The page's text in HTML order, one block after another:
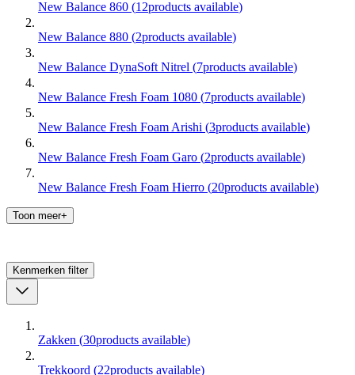
New Balance 860 (12products available)
New Balance 880 (2products available)
New Balance DynaSoft Nitrel (7products available)
New Balance Fresh Foam 1080 (7products available)
New Balance Fresh Foam Arishi (3products available)
New Balance Fresh Foam Garo (2products available)
New Balance Fresh Foam Hierro (20products available)
Toon meer+
Kenmerken filter
Zakken (30products available)
Trekkoord (22products available)